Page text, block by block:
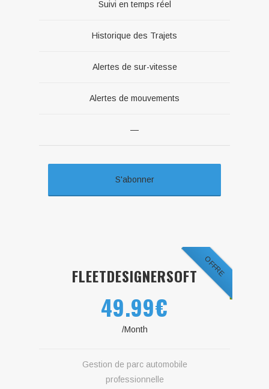
Suivi en temps réel
Historique des Trajets
Alertes de sur-vitesse
Alertes de mouvements
—
S'abonner
OFFRE
FLEETDESIGNERSOFT
49.99€
/Month
Gestion de parc automobile
professionnelle